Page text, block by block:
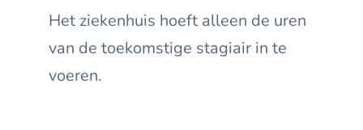
Het ziekenhuis hoeft alleen de uren
van de toekomstige stagiair in te
voeren.